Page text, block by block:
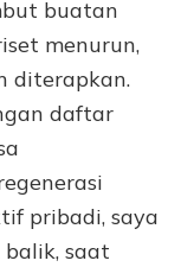
buatan
menurun,
diterapkan.
daftar
pribadi, saya
saat